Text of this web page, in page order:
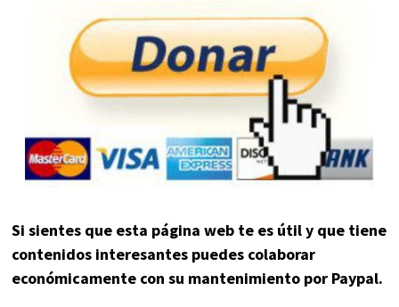
Si sientes que esta página web te es útil y que tiene
contenidos interesantes puedes colaborar
económicamente con su mantenimiento por Paypal.